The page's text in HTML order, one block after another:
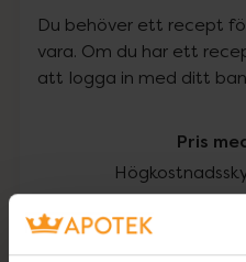
Du behöver ett recept
vara. Om du har ett
att logga in med ditt
Pris